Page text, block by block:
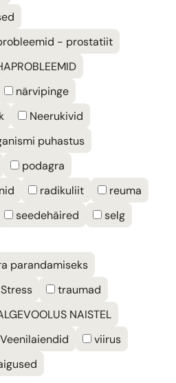
- prostatiit
närvipinge
Neerukivid
puhastus
podagra
radikuliit
reuma
seedehäired
selg
parandamiseks
Stress
traumad
NAISTEL
Veenilaiendid
viirus